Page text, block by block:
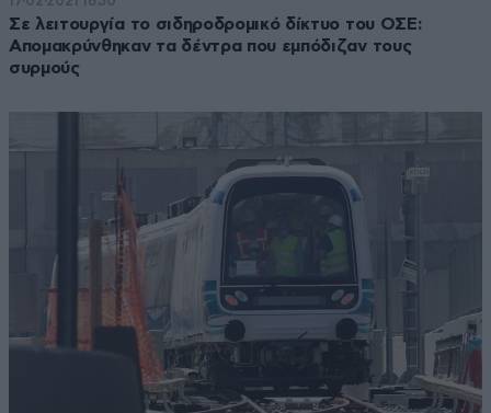
Σε λειτουργία το σιδηροδρομικό δίκτυο του ΟΣΕ:
Απομακρύνθηκαν τα δέντρα που εμπόδιζαν τους
συρμούς